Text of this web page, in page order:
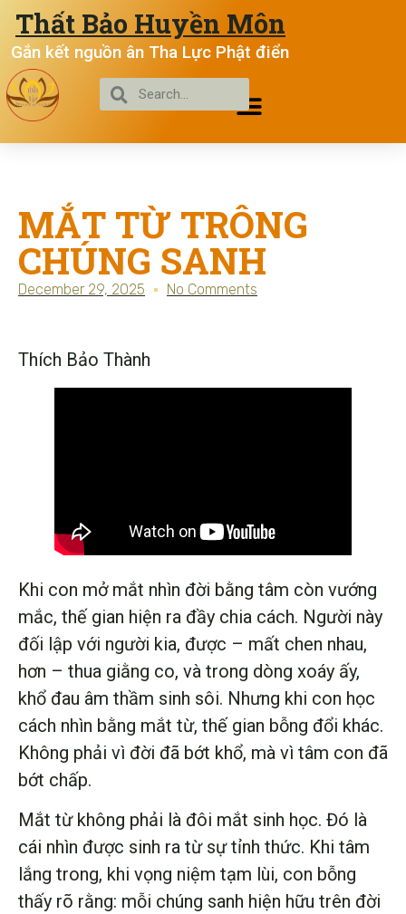
Thất Bảo Huyền Môn
Gắn kết nguồn ân Tha Lực Phật điển
MẮT TỪ TRÔNG
CHÚNG SANH
December 29, 2025 No Comments
Thích Bảo Thành
Khi con mở mắt nhìn đời bằng tâm còn vướng
mắc, thế gian hiện ra đầy chia cách. Người này
đối lập với người kia, được – mất chen nhau,
hơn – thua giằng co, và trong dòng xoáy ấy,
khổ đau âm thầm sinh sôi. Nhưng khi con học
cách nhìn bằng mắt từ, thế gian bỗng đổi khác.
Không phải vì đời đã bớt khổ, mà vì tâm con đã
bớt chấp.
Mắt từ không phải là đôi mắt sinh học. Đó là
cái nhìn được sinh ra từ sự tỉnh thức. Khi tâm
lắng trong, khi vọng niệm tạm lùi, con bỗng
thấy rõ rằng: mỗi chúng sanh hiện hữu trên đời